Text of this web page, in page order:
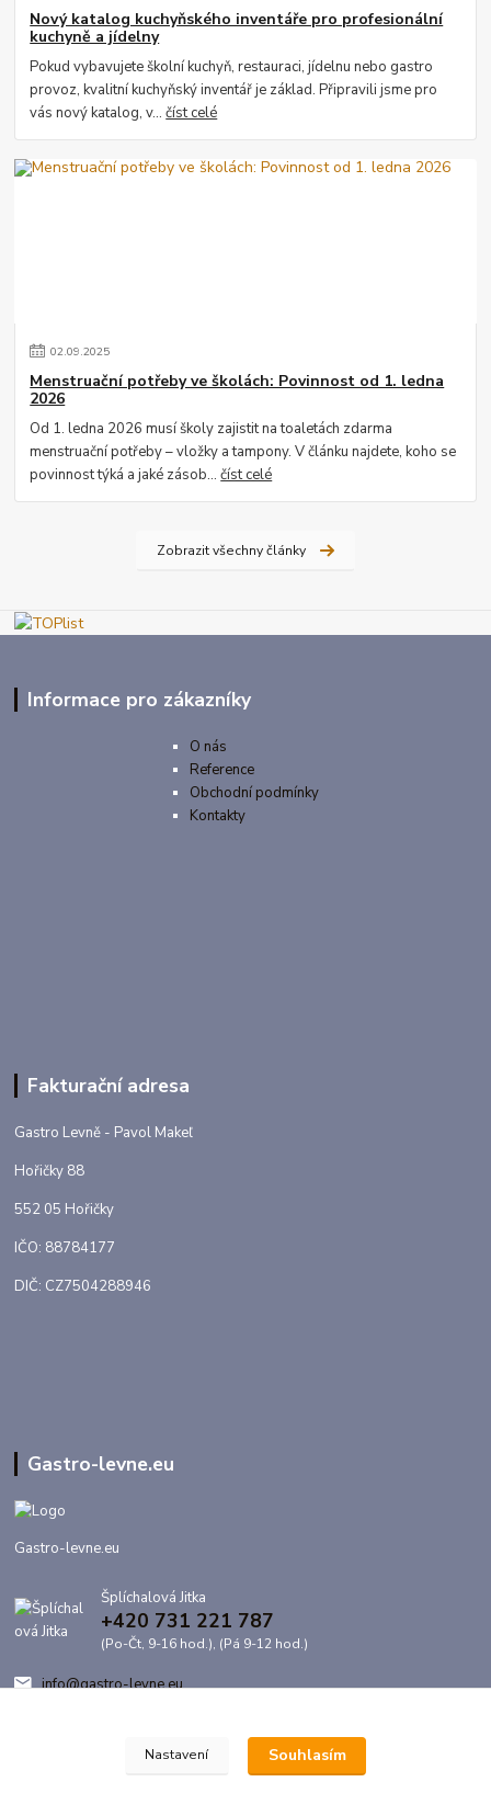
Nový katalog kuchyňského inventáře pro profesionální
kuchyně a jídelny
Pokud vybavujete školní kuchyň, restauraci, jídelnu nebo gastro
provoz, kvalitní kuchyňský inventář je základ. Připravili jsme pro
vás nový katalog, v...číst celé
02.09.2025
Menstruační potřeby ve školách: Povinnost od 1. ledna
2026
Od 1. ledna 2026 musí školy zajistit na toaletách zdarma
menstruační potřeby – vložky a tampony. V článku najdete, koho se
povinnost týká a jaké zásob...číst celé
Zobrazit všechny články
Informace pro zákazníky
O nás
Reference
Obchodní podmínky
Kontakty
Fakturační adresa
Gastro Levně - Pavol Makeľ
Hořičky 88
552 05 Hořičky
IČO: 88784177
DIČ: CZ7504288946
Gastro-levne.eu
Gastro-levne.eu
Šplíchalová Jitka
+420 731 221 787
(Po-Čt, 9-16 hod.), (Pá 9-12 hod.)
info@gastro-levne.eu
Nastavení Souhlasím